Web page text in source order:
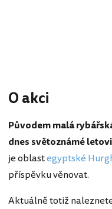
O akci
Původem malá
dnes světoznámé
je oblastegyptské
příspěvku věnovat.
Aktuálně totiž